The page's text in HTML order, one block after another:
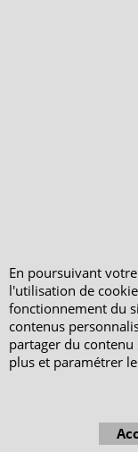
En poursuivant
l'utilisation de
fonctionnement du
contenus
partager du contenu
plus et paramétrer